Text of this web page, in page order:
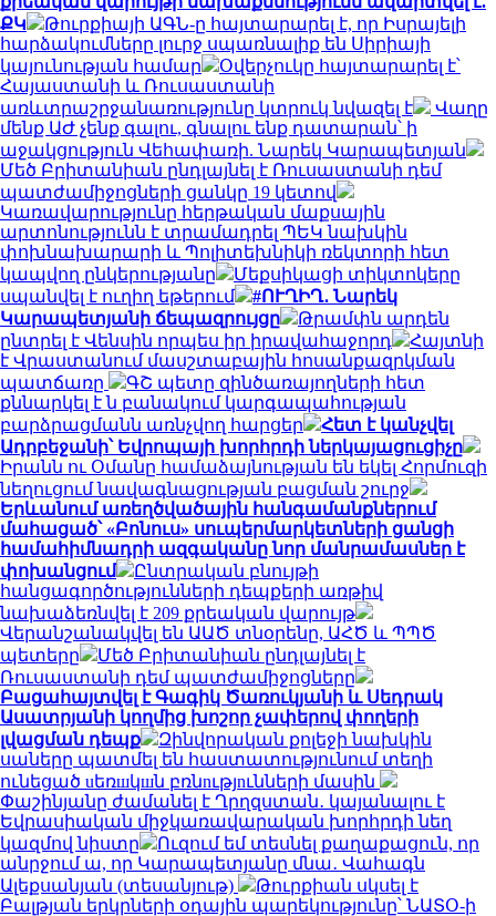
ՔԿ
Թուրքիայի ԱԳՆ-ը հայտարարել է, որ Իսրայելի
հարձակումները լուրջ սպառնալիք են Սիրիայի
կայունության համար
Օվերչուկը հայտարարել է՝
Հայաստանի և Ռուսաստանի
առևտրաշրջանառությունը կտրուկ նվազել է
Վաղը
մենք ԱԺ չենք գալու, գնալու ենք դատարան՝ ի
աջակցություն Վեհափառի. Նարեկ Կարապետյան
Մեծ Բրիտանիան ընդլայնել է Ռուսաստանի դեմ
պատժամիջոցների ցանկը 19 կետով
Կառավարությունը հերթական մաքսային
արտոնությունն է տրամադրել ՊԵԿ նախկին
փոխնախարարի և Պոլիտեխնիկի ռեկտորի հետ
կապվող ընկերությանը
Մեքսիկացի տիկտոկերը
սպանվել է ուղիղ եթերում
#ՈՒՂԻՂ․ Նարեկ
Կարապետյանի ճեպազրույցը
Թրամփն արդեն
ընտրել է Վենսին որպես իր իրավահաջորդ
Հայտնի
է Վրաստանում մասշտաբային հոսանքազրկման
պատճառը
ԳՇ պետը զինծառայողների հետ
քննարկել է ն բանակում կարգապահության
բարձրացմանն առնչվող հարցեր
Հետ է կանչվել
Ադրբեջանի՝ Եվրոպայի խորհրդի ներկայացուցիչը
Իրանն ու Օմանը համաձայնության են եկել Հորմուզի
նեղուցում նավագնացության բացման շուրջ
Երևանում առեղծվածային հանգամանքներում
մահացած՝ «Բոնուս» սուպերմարկետների ցանցի
համահիմնադրի ազգականը նոր մանրամասներ է
փոխանցում
Ընտրական բնույթի
հանցագործությունների դեպքերի առթիվ
նախաձեռնվել է 209 քրեական վարույթ
Վերանշանակվել են ԱԱԾ տնօրենը, ԱՀԾ և ՊՊԾ
պետերը
Մեծ Բրիտանիան ընդլայնել է
Ռուսաստանի դեմ պատժամիջոցները
Բացահայտվել է Գագիկ Ծառուկյանի և Սեդրակ
Ասատրյանի կողմից խոշոր չափերով փողերի
լվացման դեպք
Զինվորական քոլեջի նախկին
սաները պատմել են հաստատությունում տեղի
ունեցած uեռшկшն բռնnւթյnւնների մասին
Փաշինյանը ժամանել է Ղրղզստան․ կայանալու է
Եվրասիական միջկառավարական խորհրդի նեղ
կազմով նիստը
Ուզում եմ տեսնել քաղաքացուն, որ
անրջում ա, որ Կարապետյանը մնա․ Վահագն
Ալեքսանյան (տեսանյութ)
Թուրքիան սկսել է
Բալթյան երկրների օդային պարեկությունը՝ ՆԱՏՕ-ի